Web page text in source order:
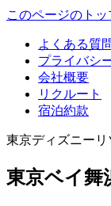
このページのトッ
よくある質
プライバシ
会社概要
リクルート
宿泊約款
東京ディズニー
東京ベイ舞